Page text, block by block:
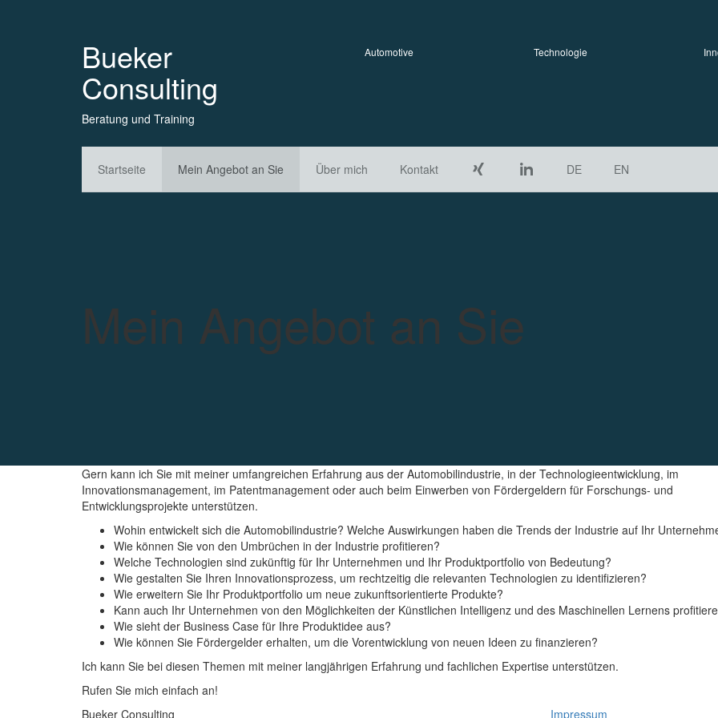
Bueker
Consulting
Beratung und Training
Automotive Technologie
Startseite Mein Angebot an Sie Über mich Kontakt DE EN
Mein Angebot an Sie
Gern kann ich Sie mit meiner umfangreichen Erfahrung aus der Automobilindustrie, in der Technologieentwicklung, im
Innovationsmanagement, im Patentmanagement oder auch beim Einwerben von Fördergeldern für Forschungs- und
Entwicklungsprojekte unterstützen.
Wohin entwickelt sich die Automobilindustrie? Welche Auswirkungen haben die Trends der Industrie auf Ihr
Wie können Sie von den Umbrüchen in der Industrie profitieren?
Welche Technologien sind zukünftig für Ihr Unternehmen und Ihr Produktportfolio von Bedeutung?
Wie gestalten Sie Ihren Innovationsprozess, um rechtzeitig die relevanten Technologien zu identifizieren?
Wie erweitern Sie Ihr Produktportfolio um neue zukunftsorientierte Produkte?
Kann auch Ihr Unternehmen von den Möglichkeiten der Künstlichen Intelligenz und des Maschinellen Lernens
Wie sieht der Business Case für Ihre Produktidee aus?
Wie können Sie Fördergelder erhalten, um die Vorentwicklung von neuen Ideen zu finanzieren?
Ich kann Sie bei diesen Themen mit meiner langjährigen Erfahrung und fachlichen Expertise unterstützen.
Rufen Sie mich einfach an!
Bueker Consulting
Impressum